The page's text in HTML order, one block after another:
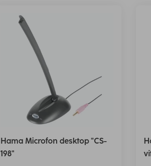
Hama Microfon desktop "CS-
198"